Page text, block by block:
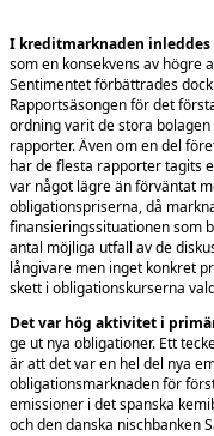
I kreditmarknaden
som en konsekvens av högre
Sentimentet förbättrades
Rapportsäsongen för det
ordning varit de stora
rapporter. Även om en del
har de flesta rapporter tagits
var något lägre än förväntat
obligationspriserna, då
finansieringssituationen som
antal möjliga utfall av de
långivare men inget konkret
skett i obligationskurserna
Det var hög aktivitet i
ge ut nya obligationer. Ett
är att det var en hel del nya
obligationsmarknaden för
emissioner i det spanska
och den danska nischbanken